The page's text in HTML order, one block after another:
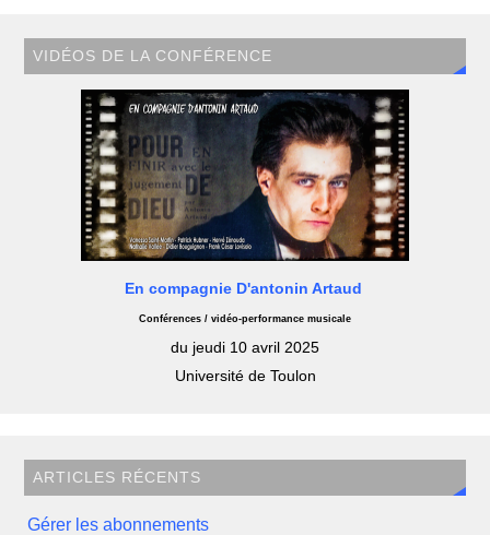
VIDÉOS DE LA CONFÉRENCE
En compagnie D'antonin Artaud
Conférences / vidéo-performance musicale
du jeudi 10 avril 2025
Université de Toulon
ARTICLES RÉCENTS
Gérer les abonnements